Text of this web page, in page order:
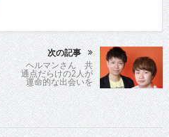
次の記事
ヘルマンさん 共
通点だらけの2人が
運命的な出会いを
果たしたお笑いコ
ンビ!!